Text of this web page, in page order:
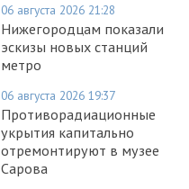
06 августа 2026 21:28
Нижегородцам показали
эскизы новых станций
метро
06 августа 2026 19:37
Противорадиационные
укрытия капитально
отремонтируют в музее
Сарова